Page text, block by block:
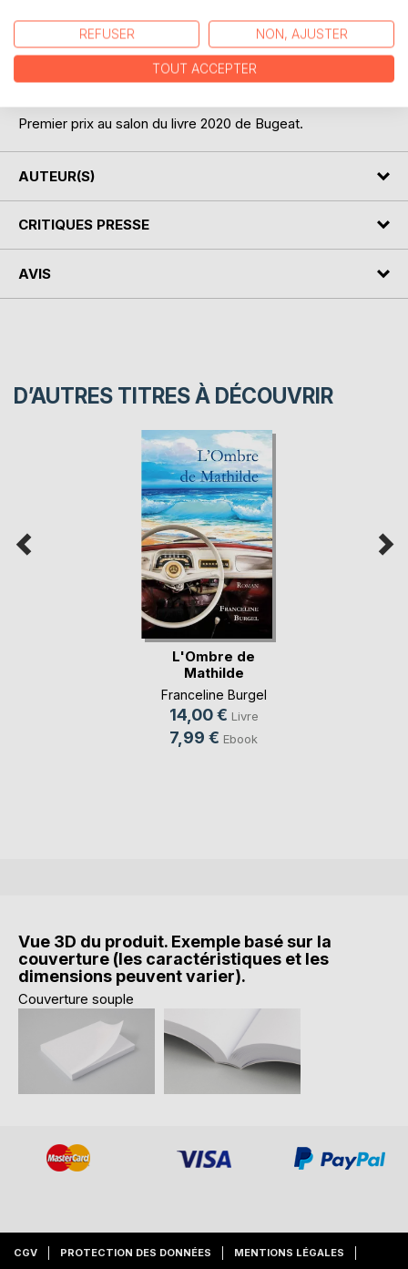
biographe, Franceline Burgel revient fréquemment sur les
conflits du XXe siècle. C'est au coeur du monde rural
qu'elle connaît bien, et pendant la Seconde Guerre qu'elle
plante le décor de son premier roman.
Premier prix au salon du livre 2020 de Bugeat.
AUTEUR(S)
CRITIQUES PRESSE
AVIS
D’AUTRES TITRES À DÉCOUVRIR
L'Ombre de
Mathilde
Franceline Burgel
14,00 € Livre
7,99 € Ebook
Vue 3D du produit. Exemple basé sur la
couverture (les caractéristiques et les
dimensions peuvent varier).
Couverture souple
CGV PROTECTION DES DONNÉES MENTIONS LÉGALES
REFUSER NON, AJUSTER
TOUT ACCEPTER